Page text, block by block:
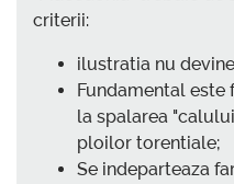
criterii:
ilustratia nu
Fundamental
la spalarea
ploilor torentiale;
Se indeparteaza